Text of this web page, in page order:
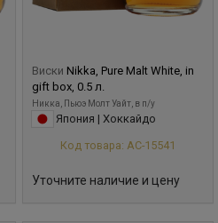
Виски Nikka, Pure Malt White, in
gift box, 0.5 л.
Никка, Пьюэ Молт Уайт, в п/у
Япония | Хоккайдо
Код товара: АС-15541
Уточните наличие и цену